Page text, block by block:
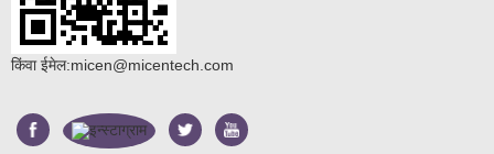
किंवा ईमेल:micen@micentech.com